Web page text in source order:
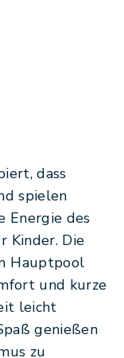
dass
spielen
Energie des
Kinder. Die
Hauptpool
und kurze
leicht
genießen
zu